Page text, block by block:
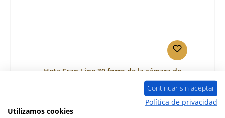
Heta Scan-Line 30 forro de la cámara de
01033907
Continuar sin aceptar
Política de privacidad
Utilizamos cookies